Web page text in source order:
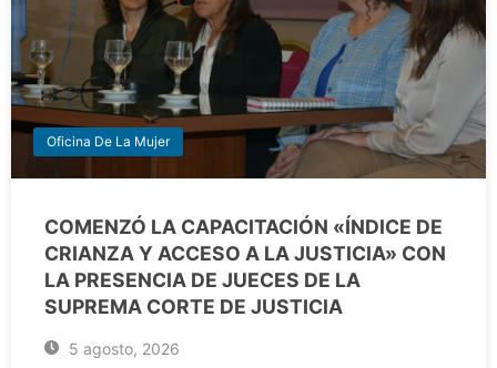
Oficina De La Mujer
COMENZÓ LA CAPACITACIÓN «ÍNDICE DE
CRIANZA Y ACCESO A LA JUSTICIA» CON
LA PRESENCIA DE JUECES DE LA
SUPREMA CORTE DE JUSTICIA
5 agosto, 2026